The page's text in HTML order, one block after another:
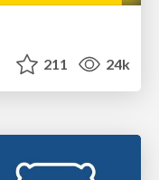
211 24k